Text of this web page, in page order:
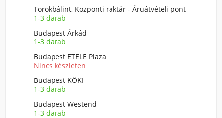
Törökbálint, Központi raktár - Áruátvételi pont
1-3 darab
Budapest Árkád
1-3 darab
Budapest ETELE Plaza
Nincs készleten
Budapest KÖKI
1-3 darab
Budapest Westend
1-3 darab